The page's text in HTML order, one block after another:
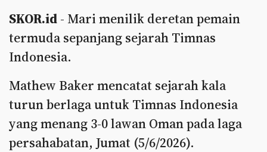
SKOR.id - Mari menilik deretan pemain
termuda sepanjang sejarah Timnas
Indonesia.
Mathew Baker mencatat sejarah kala
turun berlaga untuk Timnas Indonesia
yang menang 3-0 lawan Oman pada laga
persahabatan, Jumat (5/6/2026).